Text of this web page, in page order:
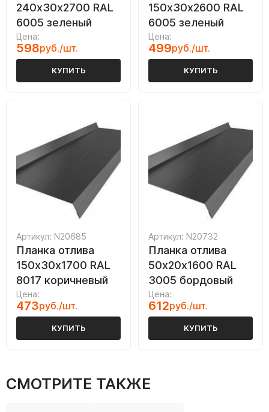
240х30х2700 RAL
6005 зеленый
Цена:
598руб./шт.
КУПИТЬ
150х30х2600 RAL
6005 зеленый
Цена:
499руб./шт.
КУПИТЬ
Артикул: N20685
Планка отлива
150х30х1700 RAL
8017 коричневый
Цена:
473руб./шт.
КУПИТЬ
Артикул: N20732
Планка отлива
50х20х1600 RAL
3005 бордовый
Цена:
612руб./шт.
КУПИТЬ
СМОТРИТЕ ТАКЖЕ